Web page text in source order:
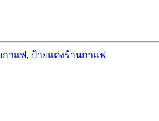
กาแฟ, ป้ายแต่งร้านกาแฟ